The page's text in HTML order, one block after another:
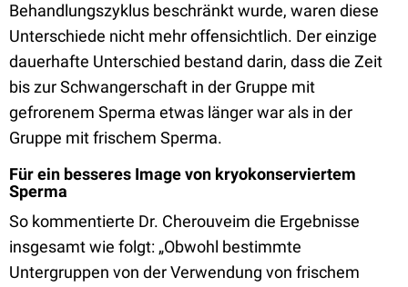
Behandlungszyklus beschränkt wurde, waren diese
Unterschiede nicht mehr offensichtlich. Der einzige
dauerhafte Unterschied bestand darin, dass die Zeit
bis zur Schwangerschaft in der Gruppe mit
gefrorenem Sperma etwas länger war als in der
Gruppe mit frischem Sperma.
Für ein besseres Image von kryokonserviertem
Sperma
So kommentierte Dr. Cherouveim die Ergebnisse
insgesamt wie folgt: „Obwohl bestimmte
Untergruppen von der Verwendung von frischem